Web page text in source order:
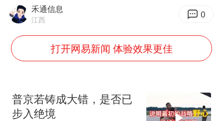
10余省份将出现强风雨 局地特大暴雨
世界第1特鲁姆普斯诺克中国赛一轮游
中国第1高楼阻尼器摆动明显
《龙餐馆》 冲奖
上门女婿出轨女邻居多年被判重婚罪
禾通信息
江西 0
打开网易新闻 体验效果更佳
普京若铸成大错，是否已
步入绝境